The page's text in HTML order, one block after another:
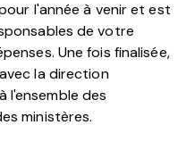
l'année à venir et est
de votre
Une fois finalisée,
la direction
l'ensemble des
ministères.